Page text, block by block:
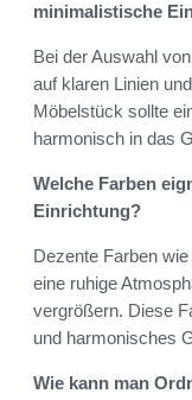
minimalistische
Bei der Auswahl
auf klaren Linien
Möbelstück sollte
harmonisch in das
Welche Farben
Einrichtung?
Dezente Farben
eine ruhige
vergrößern. Diese
und harmonisches
Wie kann man